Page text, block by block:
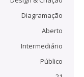
Diagramação
Aberto
Intermediário
Público